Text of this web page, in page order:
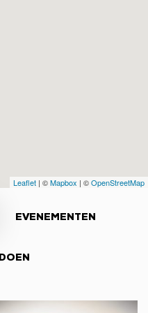
Leaflet | ©Mapbox | ©OpenStreetMap
EVENEMENTEN